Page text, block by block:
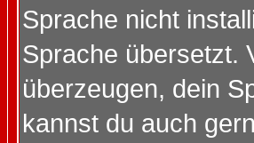
Sprache nicht
Sprache übersetzt.
überzeugen, dein
kannst du auch